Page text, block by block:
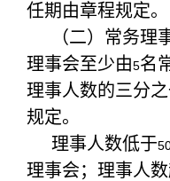
任期由章程规定。
（二）常务理
理事会至少由5名
理事人数的三分
规定。
理事人数低于
理事会；理事人